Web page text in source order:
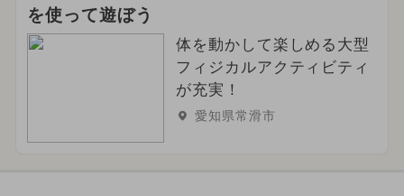
を使って遊ぼう
体を動かして楽しめる大型
フィジカルアクティビティ
が充実！
愛知県常滑市